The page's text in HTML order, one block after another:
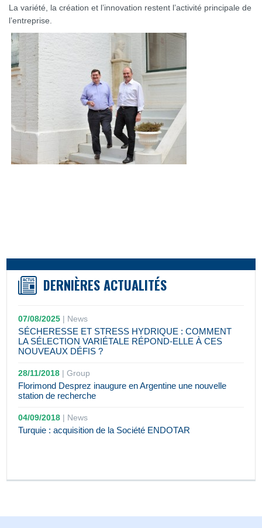
La variété, la création et l’innovation restent l’activité principale de
l’entreprise.
DERNIÈRES ACTUALITÉS
07/08/2025 | News
SÉCHERESSE ET STRESS HYDRIQUE : COMMENT
LA SÉLECTION VARIÉTALE RÉPOND-ELLE À CES
NOUVEAUX DÉFIS ?
28/11/2018 |Group
Florimond Desprez inaugure en Argentine une nouvelle
station de recherche
04/09/2018 | News
Turquie : acquisition de la Société ENDOTAR